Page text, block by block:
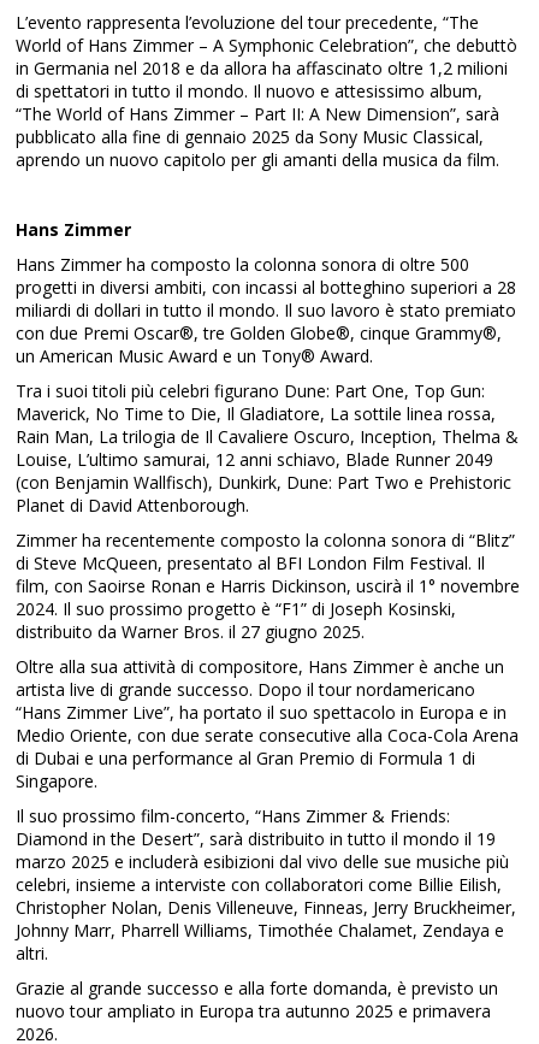
L’evento rappresenta l’evoluzione del tour precedente, “The
World of Hans Zimmer – A Symphonic Celebration”, che debuttò
in Germania nel 2018 e da allora ha affascinato oltre 1,2 milioni
di spettatori in tutto il mondo. Il nuovo e attesissimo album,
“The World of Hans Zimmer – Part II: A New Dimension”, sarà
pubblicato alla fine di gennaio 2025 da Sony Music Classical,
aprendo un nuovo capitolo per gli amanti della musica da film.
Hans Zimmer
Hans Zimmer ha composto la colonna sonora di oltre 500
progetti in diversi ambiti, con incassi al botteghino superiori a 28
miliardi di dollari in tutto il mondo. Il suo lavoro è stato premiato
con due Premi Oscar®, tre Golden Globe®, cinque Grammy®,
un American Music Award e un Tony® Award.
Tra i suoi titoli più celebri figurano Dune: Part One, Top Gun:
Maverick, No Time to Die, Il Gladiatore, La sottile linea rossa,
Rain Man, La trilogia de Il Cavaliere Oscuro, Inception, Thelma &
Louise, L’ultimo samurai, 12 anni schiavo, Blade Runner 2049
(con Benjamin Wallfisch), Dunkirk, Dune: Part Two e Prehistoric
Planet di David Attenborough.
Zimmer ha recentemente composto la colonna sonora di “Blitz”
di Steve McQueen, presentato al BFI London Film Festival. Il
film, con Saoirse Ronan e Harris Dickinson, uscirà il 1° novembre
2024. Il suo prossimo progetto è “F1” di Joseph Kosinski,
distribuito da Warner Bros. il 27 giugno 2025.
Oltre alla sua attività di compositore, Hans Zimmer è anche un
artista live di grande successo. Dopo il tour nordamericano
“Hans Zimmer Live”, ha portato il suo spettacolo in Europa e in
Medio Oriente, con due serate consecutive alla Coca-Cola Arena
di Dubai e una performance al Gran Premio di Formula 1 di
Singapore.
Il suo prossimo film-concerto, “Hans Zimmer & Friends:
Diamond in the Desert”, sarà distribuito in tutto il mondo il 19
marzo 2025 e includerà esibizioni dal vivo delle sue musiche più
celebri, insieme a interviste con collaboratori come Billie Eilish,
Christopher Nolan, Denis Villeneuve, Finneas, Jerry Bruckheimer,
Johnny Marr, Pharrell Williams, Timothée Chalamet, Zendaya e
altri.
Grazie al grande successo e alla forte domanda, è previsto un
nuovo tour ampliato in Europa tra autunno 2025 e primavera
2026.